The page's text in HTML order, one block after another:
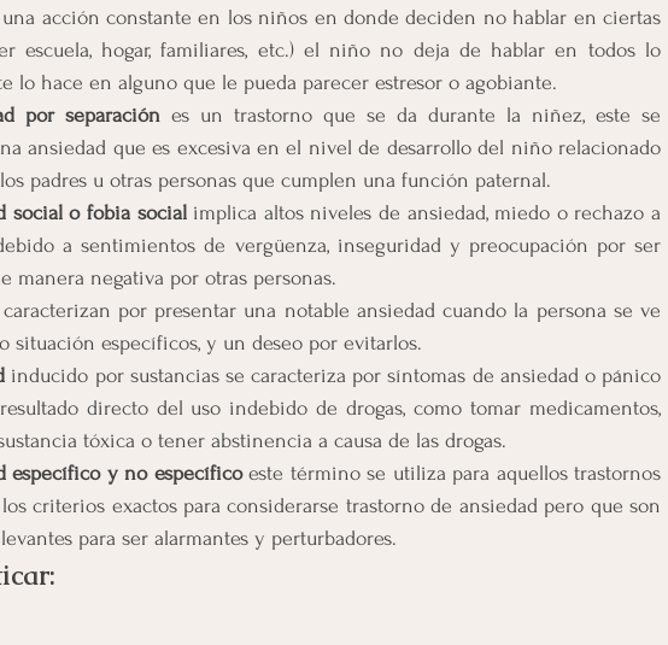
una acción constante en los niños en donde deciden no hablar en ciertas
escuela, hogar, familiares, etc.) el niño no deja de hablar en todos lo
lo hace en alguno que le pueda parecer estresor o agobiante.
por separación es un trastorno que se da durante la niñez, este se
ansiedad que es excesiva en el nivel de desarrollo del niño relacionado
padres u otras personas que cumplen una función paternal.
social o fobia social implica altos niveles de ansiedad, miedo o rechazo a
a sentimientos de vergüenza, inseguridad y preocupación por ser
manera negativa por otras personas.
por presentar una notable ansiedad cuando la persona se ve
situación específicos, y un deseo por evitarlos.
inducido por sustancias se caracteriza por síntomas de ansiedad o pánico
directo del uso indebido de drogas, como tomar medicamentos,
tóxica o tener abstinencia a causa de las drogas.
específico y no específico este término se utiliza para aquellos trastornos
criterios exactos para considerarse trastorno de ansiedad pero que son
para ser alarmantes y perturbadores.